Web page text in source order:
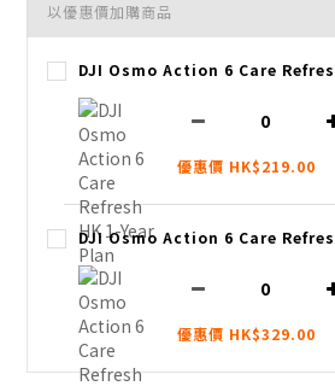
以優惠價加購商品
DJI Osmo Action 6 Care
優惠價 HK$219.00
DJI Osmo Action 6 Care
優惠價 HK$329.00